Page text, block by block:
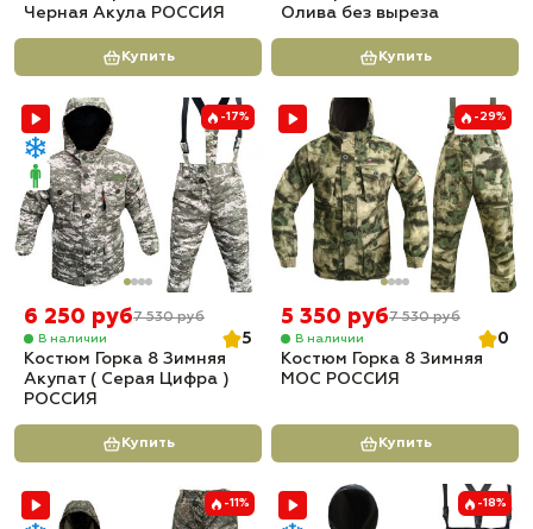
Черная Акула РОССИЯ
Купить
Олива без выреза
Купить
-17%
6 250 руб7 530 руб
В наличии
5
Костюм Горка 8 Зимняя
Акупат ( Серая Цифра )
РОССИЯ
Купить
-29%
5 350 руб7 530 руб
В наличии
0
Костюм Горка 8 Зимняя
МОС РОССИЯ
Купить
-11% -18%